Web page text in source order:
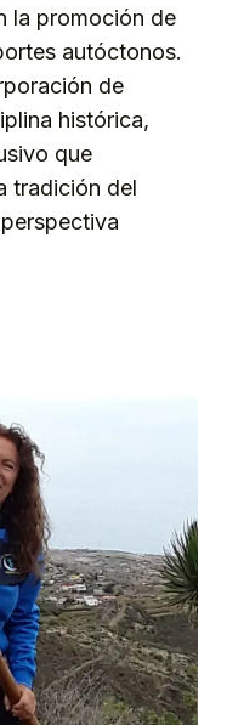
la promoción de
autóctonos.
de
histórica,
que
tradición del